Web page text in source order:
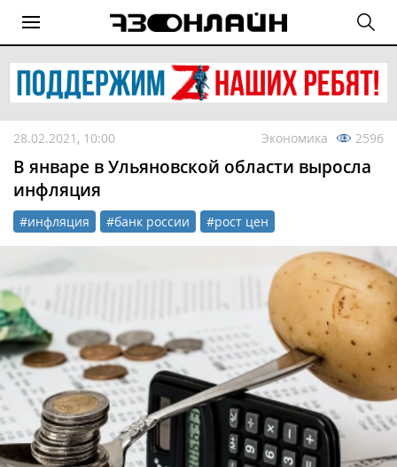
28.02.2021, 10:00 Экономика 2596
В январе в Ульяновской области выросла
инфляция
#инфляция #банк россии #рост цен